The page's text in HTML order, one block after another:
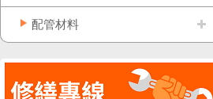
配管材料